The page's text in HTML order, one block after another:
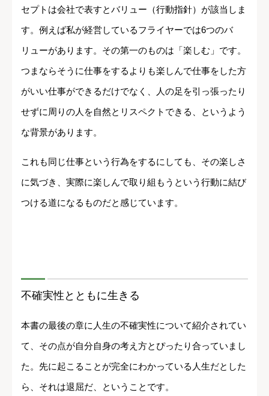
セプトは会社で表すとバリュー（行動指針）が該当しま
す。例えば私が経営しているフライヤーでは6つのバ
リューがあります。その第一のものは「楽しむ」です。
つまならそうに仕事をするよりも楽しんで仕事をした方
がいい仕事ができるだけでなく、人の足を引っ張ったり
せずに周りの人を自然とリスペクトできる、というよう
な背景があります。
これも同じ仕事という行為をするにしても、その楽しさ
に気づき、実際に楽しんで取り組もうという行動に結び
つける道になるものだと感じています。
不確実性とともに生きる
本書の最後の章に人生の不確実性について紹介されてい
て、その点が自分自身の考え方とぴったり合っていまし
た。先に起こることが完全にわかっている人生だとした
ら、それは退屈だ、ということです。